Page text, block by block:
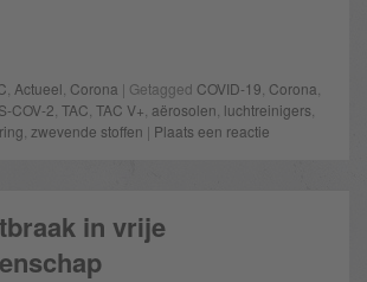
Actueel Corona | Getagged COVID-19 Corona
COV-2 TAC TAC V+ aërosolen luchtreinigers
zwevende stoffen | Plaats een reactie
in vrije